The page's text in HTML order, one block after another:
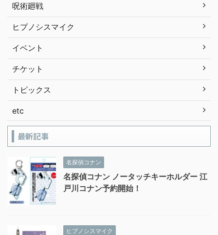
呪術廻戦
ヒプノシスマイク
イベント
チケット
トピックス
etc
最新記事
名探偵コナン
名探偵コナン ノータッチキーホルダー 江
戸川コナン予約開始！
ヒプノシスマイク